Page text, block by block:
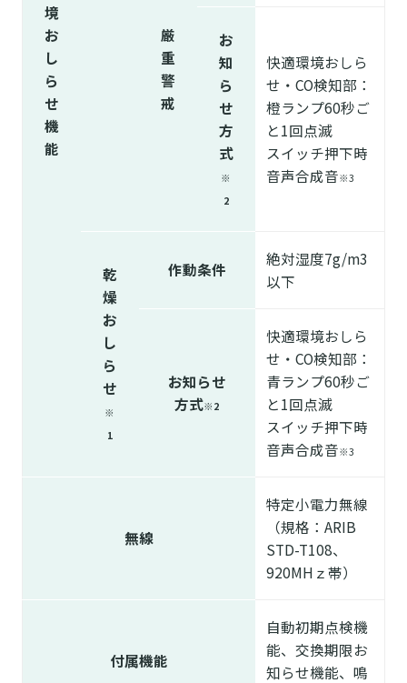
境
お
し
ら
せ
機
能
厳
重
警
戒
お
知
ら
せ
方
式
※
2
快適環境おしら
せ・CO検知部：
橙ランプ60秒ご
と1回点滅
スイッチ押下時
音声合成音※3
乾
燥
お
し
ら
せ
※
1
作動条件
絶対湿度7g/m3
以下
お知らせ
方式※2
快適環境おしら
せ・CO検知部：
青ランプ60秒ご
と1回点滅
スイッチ押下時
音声合成音※3
無線
特定小電力無線
（規格：ARIB
STD-T108、
920MHｚ帯）
付属機能
自動初期点検機
能、交換期限お
知らせ機能、鳴